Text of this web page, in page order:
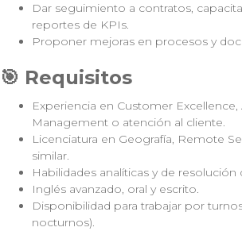
Dar seguimiento a contratos,
reportes de KPIs.
Proponer mejoras en procesos y
🎯 Requisitos
Experiencia en Customer
Management o atención al cliente.
Licenciatura en Geografía, Remote
similar.
Habilidades analíticas y de
Inglés avanzado, oral y escrito.
Disponibilidad para trabajar por
nocturnos).